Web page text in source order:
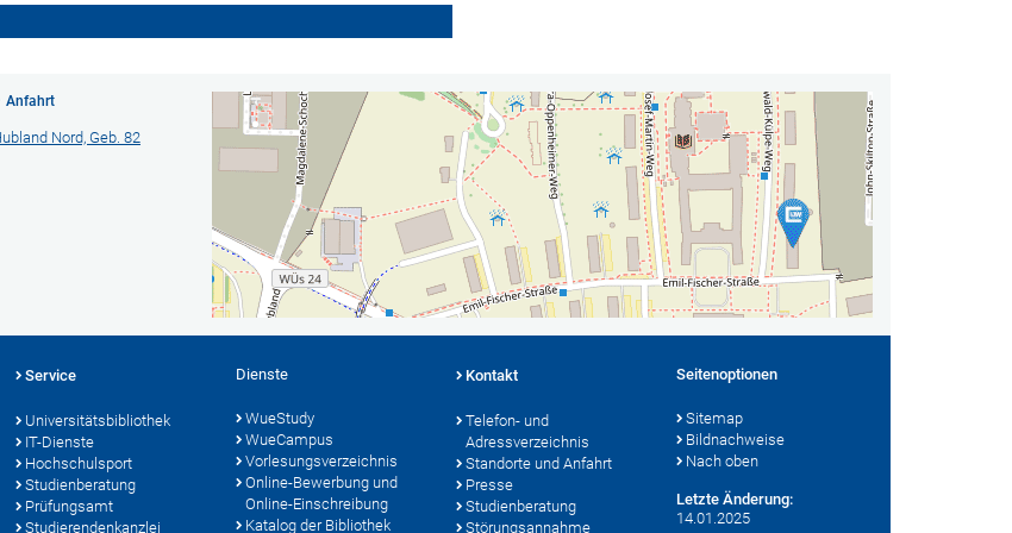
Anfahrt
Nord, Geb. 82
Service
Universitätsbibliothek
IT-Dienste
Hochschulsport
Studienberatung
Prüfungsamt
Studierendenkanzlei
Dienste
WueStudy
WueCampus
Vorlesungsverzeichnis
Online-Bewerbung und
Online-Einschreibung
Katalog der Bibliothek
Kontakt
Telefon- und
Adressverzeichnis
Standorte und Anfahrt
Presse
Studienberatung
Störungsannahme
Seitenoptionen
Sitemap
Bildnachweise
Nach oben
Letzte Änderung:
14.01.2025